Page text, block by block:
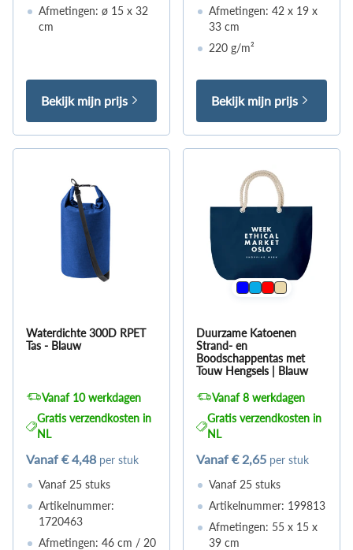
Afmetingen: ø 15 x 32
cm
Bekijk mijn prijs
Afmetingen: 42 x 19 x
33 cm
220 g/m²
Bekijk mijn prijs
Waterdichte 300D RPET
Tas - Blauw
Vanaf 10 werkdagen
Gratis verzendkosten in
NL
Vanaf € 4,48 per stuk
Vanaf 25 stuks
Artikelnummer:
1720463
Afmetingen: 46 cm / 20
Duurzame Katoenen
Strand- en
Boodschappentas met
Touw Hengsels | Blauw
Vanaf 8 werkdagen
Gratis verzendkosten in
NL
Vanaf € 2,65 per stuk
Vanaf 25 stuks
Artikelnummer: 199813
Afmetingen: 55 x 15 x
39 cm